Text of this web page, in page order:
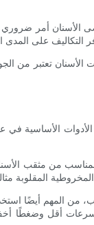
حصى الأسنان أمر
الأسنان تعتبر من
الأدوات الأساسية
من مثقب
من المهم أيضًا
سرعات أقل وضغطًا